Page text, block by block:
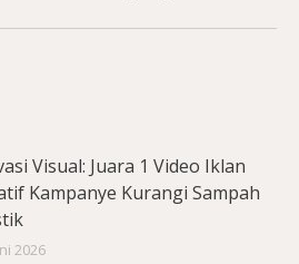
Visual: Juara 1 Video Iklan
Kampanye Kurangi Sampah
2026